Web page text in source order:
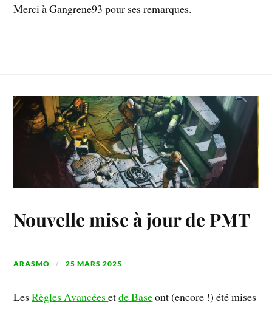
Merci à Gangrene93 pour ses remarques.
Nouvelle mise à jour de PMT
ARASMO 25 MARS 2025
LesRègles Avancéesetde Baseont (encore !) été mises